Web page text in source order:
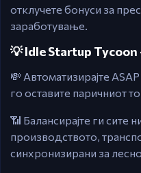
отклучете бонуси за
заработување.
💡 Idle Startup Tycoon
💸 Автоматизирајте
го оставите паричниот
📶 Балансирајте ги сите
производството,
синхронизирани за